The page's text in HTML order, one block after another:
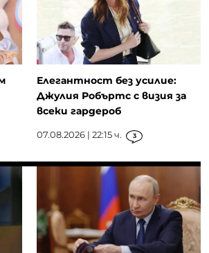
Кредитите у нас нараснаха с
повече от 16% за година до
близо 66 млрд. евро в края на
Апелативният съд не позволи на
Тръмп да строи новата бална
зала в Белия дом
Елегантност без усилие:
Джулия Робъртс с визия за
всеки гардероб
07.08.2026 | 22:15 ч. 3